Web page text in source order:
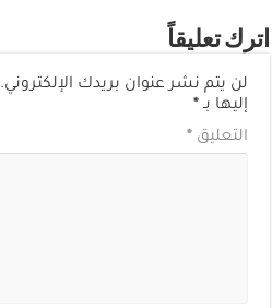
اترك تعليقاً
لن يتم نشر عنوان بريدك الإلكتروني.
إليها بـ*
التعليق*